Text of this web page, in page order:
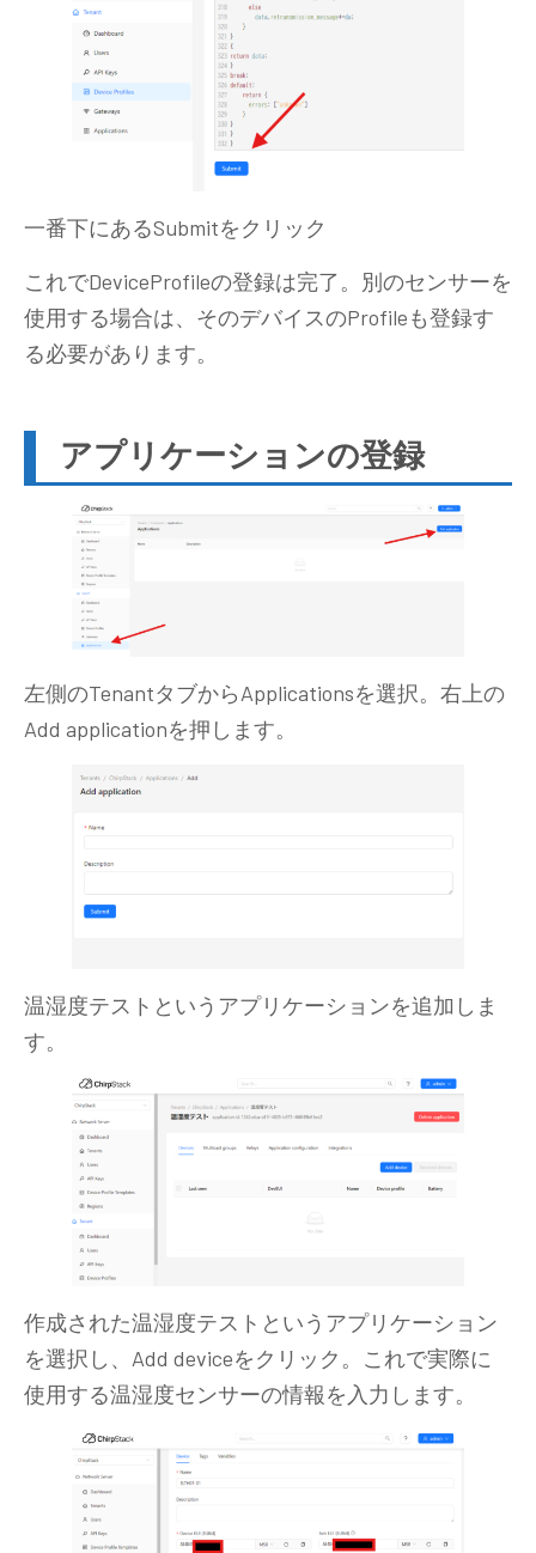
一番下にあるSubmitをクリック
これでDeviceProfileの登録は完了。別のセンサーを
使用する場合は、そのデバイスのProfileも登録す
る必要があります。
アプリケーションの登録
左側のTenantタブからApplicationsを選択。右上の
Add applicationを押します。
温湿度テストというアプリケーションを追加しま
す。
作成された温湿度テストというアプリケーション
を選択し、Add deviceをクリック。これで実際に
使用する温湿度センサーの情報を入力します。